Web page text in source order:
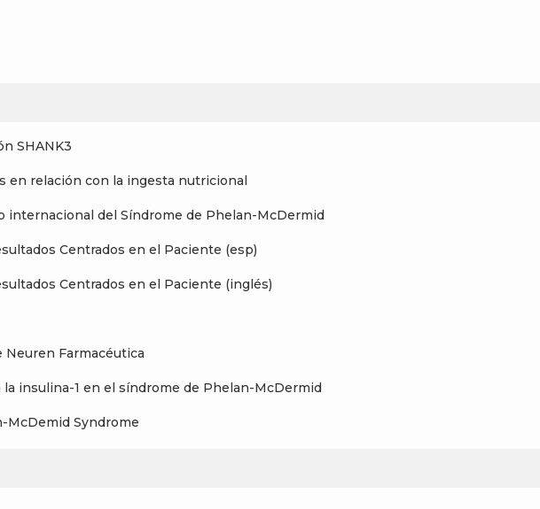
SHANK3
en relación con la ingesta nutricional
del Síndrome de Phelan-McDermid
Centrados en el Paciente (esp)
Centrados en el Paciente (inglés)
Farmacéutica
insulina-1 en el síndrome de Phelan-McDermid
McDemid Syndrome